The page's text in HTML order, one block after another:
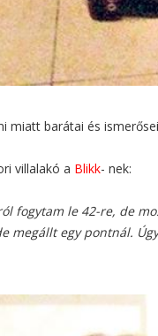
miatt barátai és
villalakó a Blikk- nek:
fogytam le 42-re, de
megállt egy pontnál.